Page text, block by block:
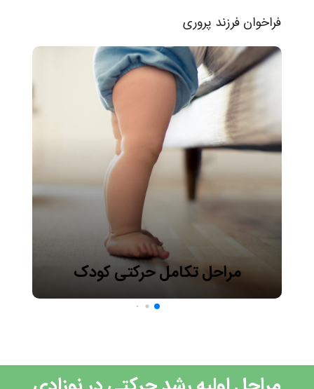
فراخوان فرزند پروری
مراحل تکامل حرکتی کودک